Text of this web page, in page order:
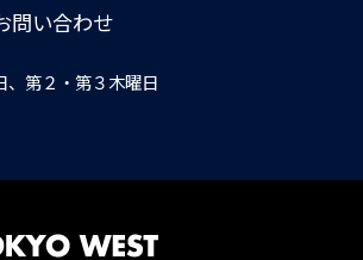
問い合わせ
第２・第３木曜日